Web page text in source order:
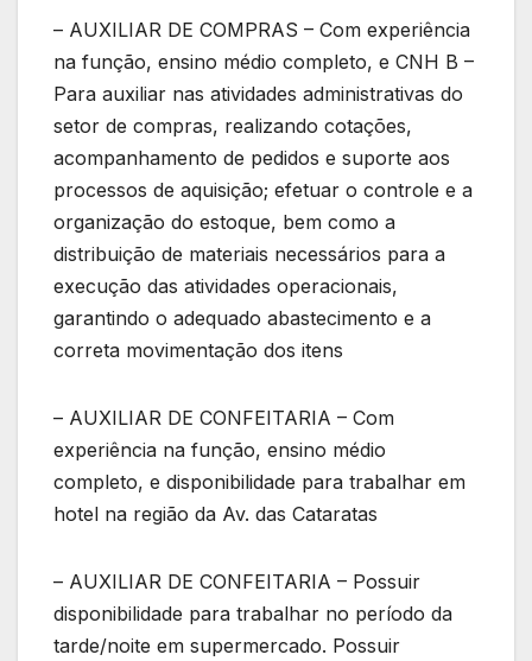
– AUXILIAR DE COMPRAS – Com experiência
na função, ensino médio completo, e CNH B –
Para auxiliar nas atividades administrativas do
setor de compras, realizando cotações,
acompanhamento de pedidos e suporte aos
processos de aquisição; efetuar o controle e a
organização do estoque, bem como a
distribuição de materiais necessários para a
execução das atividades operacionais,
garantindo o adequado abastecimento e a
correta movimentação dos itens
– AUXILIAR DE CONFEITARIA – Com
experiência na função, ensino médio
completo, e disponibilidade para trabalhar em
hotel na região da Av. das Cataratas
– AUXILIAR DE CONFEITARIA – Possuir
disponibilidade para trabalhar no período da
tarde/noite em supermercado. Possuir